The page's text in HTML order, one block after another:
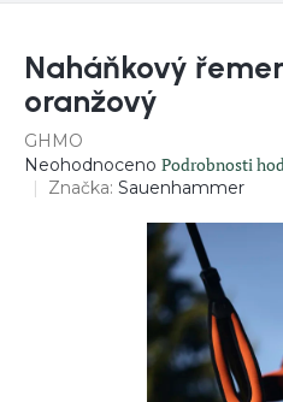
Naháňkový
oranžový
GHMO
Průměrné
hodnocení
Neohodnoceno Podrobnosti
Značka: Sauenhammer